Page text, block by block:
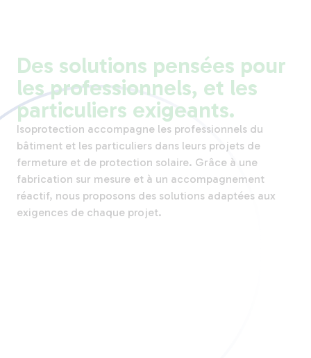
Des solutions pensées pour
les professionnels, et les
particuliers exigeants.
Isoprotection accompagne les professionnels du
bâtiment et les particuliers dans leurs projets de
fermeture et de protection solaire. Grâce à une
fabrication sur mesure et à un accompagnement
réactif, nous proposons des solutions adaptées aux
exigences de chaque projet.